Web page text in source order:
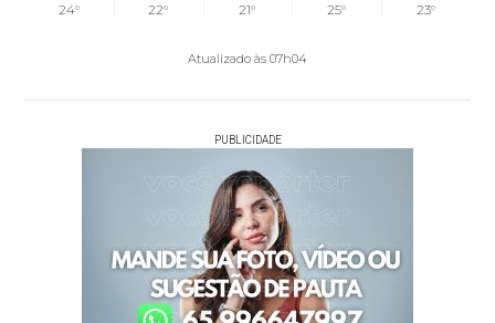
24°
22°
21°
25°
23°
Atualizado às 07h04
PUBLICIDADE